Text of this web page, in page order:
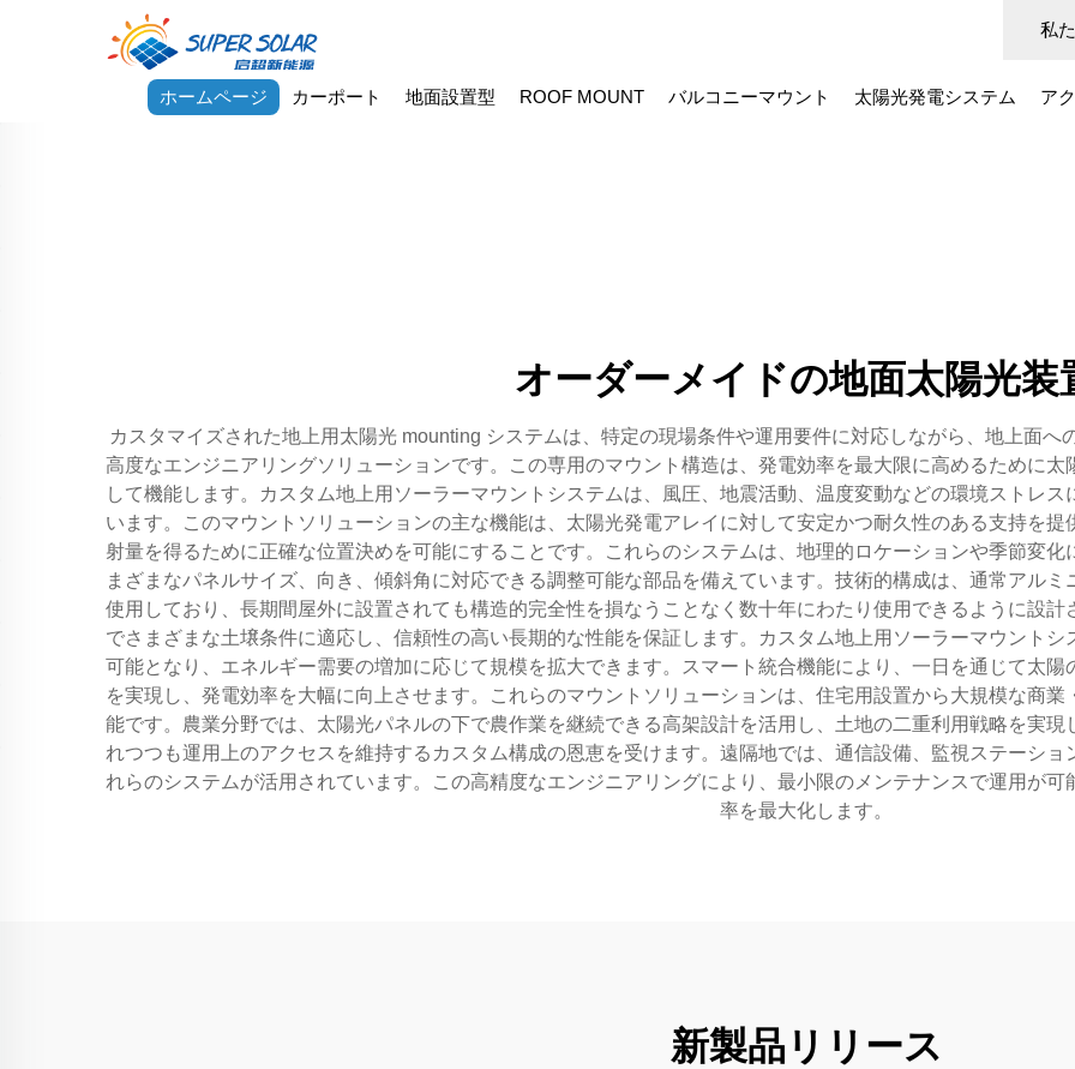
私
ホームページ カーポート 地面設置型 ROOF MOUNT バルコニーマウント 太陽光発電システム ア
オーダーメイドの地面太陽光装
カスタマイズされた地上用太陽光 mounting システムは、特定の現場条件や運用要件に対応しながら、地上面
高度なエンジニアリングソリューションです。この専用のマウント構造は、発電効率を最大限に高めるために
して機能します。カスタム地上用ソーラーマウントシステムは、風圧、地震活動、温度変動などの環境ストレ
います。このマウントソリューションの主な機能は、太陽光発電アレイに対して安定かつ耐久性のある支持を
射量を得るために正確な位置決めを可能にすることです。これらのシステムは、地理的ロケーションや季節変
まざまなパネルサイズ、向き、傾斜角に対応できる調整可能な部品を備えています。技術的構成は、通常アル
使用しており、長期間屋外に設置されても構造的完全性を損なうことなく数十年にわたり使用できるように設
でさまざまな土壌条件に適応し、信頼性の高い長期的な性能を保証します。カスタム地上用ソーラーマウント
可能となり、エネルギー需要の増加に応じて規模を拡大できます。スマート統合機能により、一日を通じて太
を実現し、発電効率を大幅に向上させます。これらのマウントソリューションは、住宅用設置から大規模な商
能です。農業分野では、太陽光パネルの下で農作業を継続できる高架設計を活用し、土地の二重利用戦略を実
れつつも運用上のアクセスを維持するカスタム構成の恩恵を受けます。遠隔地では、通信設備、監視ステーシ
れらのシステムが活用されています。この高精度なエンジニアリングにより、最小限のメンテナンスで運用が
率を最大化します。
新製品リリース